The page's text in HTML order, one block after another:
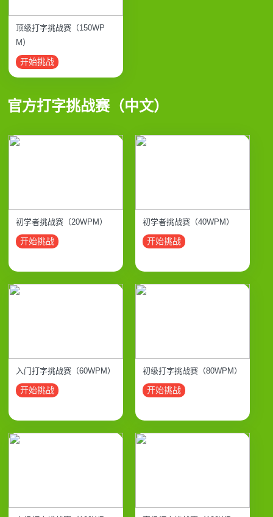
顶级打字挑战赛（150WP
M）
开始挑战
官方打字挑战赛（中文）
初学者挑战赛（20WPM）
开始挑战
初学者挑战赛（40WPM）
开始挑战
入门打字挑战赛（60WPM）
开始挑战
初级打字挑战赛（80WPM）
开始挑战